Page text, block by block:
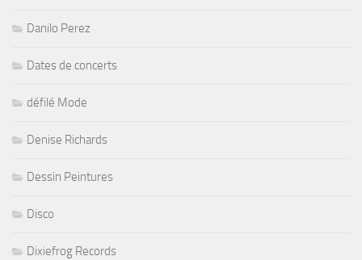
Danilo Perez
Dates de concerts
défilé Mode
Denise Richards
Dessin Peintures
Disco
Dixiefrog Records